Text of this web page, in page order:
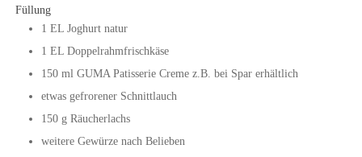
Füllung
1 EL Joghurt natur
1 EL Doppelrahmfrischkäse
150 ml GUMA Patisserie Creme z.B. bei Spar erhältlich
etwas gefrorener Schnittlauch
150 g Räucherlachs
weitere Gewürze nach Belieben